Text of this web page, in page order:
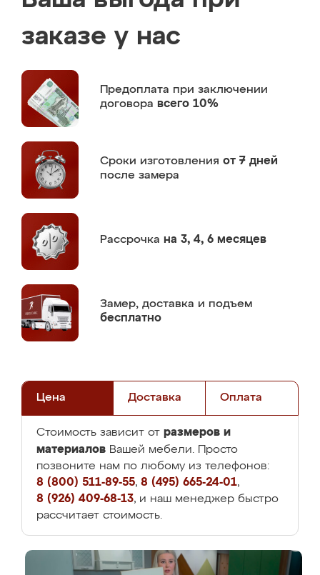
заказе у нас
Предоплата при заключении
договора всего 10%
Сроки изготовления от 7 дней
после замера
Рассрочка на 3, 4, 6 месяцев
Замер, доставка и подъем
бесплатно
Цена Доставка Оплата
Стоимость зависит от размеров и
материалов Вашей мебели. Просто
позвоните нам по любому из телефонов:
8 (800) 511-89-55, 8 (495) 665-24-01,
8 (926) 409-68-13, и наш менеджер быстро
рассчитает стоимость.